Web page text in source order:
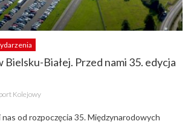
Bielsku-Białej. Przed nami 35. edycja
Kolejowy
od rozpoczęcia 35. Międzynarodowych